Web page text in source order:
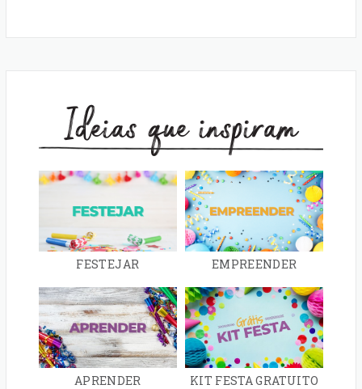
Ideias que inspiram
FESTEJAR EMPREENDER
APRENDER KIT FESTA GRATUITO